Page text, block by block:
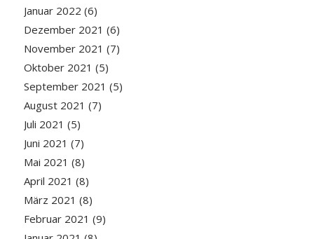
Januar 2022 (6)
Dezember 2021 (6)
November 2021 (7)
Oktober 2021 (5)
September 2021 (5)
August 2021 (7)
Juli 2021 (5)
Juni 2021 (7)
Mai 2021 (8)
April 2021 (8)
März 2021 (8)
Februar 2021 (9)